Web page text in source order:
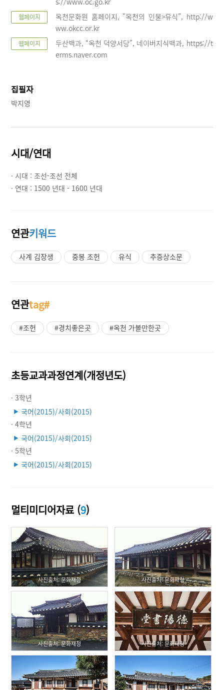
웹페이지
옥천문화원 홈페이지, "옥천의 인물>유식”, http://w
ww.okcc.or.kr
웹페이지
두산백과, “옥천 덕양서당”, 네이버지식백과, https://t
erms.naver.com
집필자
박지영
시대/연대
· 시대 :조선-조선 전체
· 연대 : 1500 년대 - 1600 년대
연관키워드
사계 김장생 중봉 조헌 유식 추증상소문
연관tag#
#조헌 #경치좋은곳 #옥천 가볼만한곳
초등교과과정연계(개정년도)
· 3학년
▶ 국어(2015)/사회(2015)
· 4학년
▶ 국어(2015)/사회(2015)
· 5학년
▶ 국어(2015)/사회(2015)
멀티미디어자료 (9)
사진출처: 문화재청 사진출처: 문화재청
사진출처: 문화재청 사진출처: 문화재청